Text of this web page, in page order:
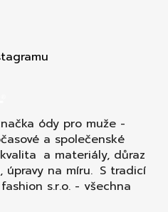
ódy pro muže -
a společenské
a materiály, důraz
na míru. S tradicí
s.r.o. - všechna